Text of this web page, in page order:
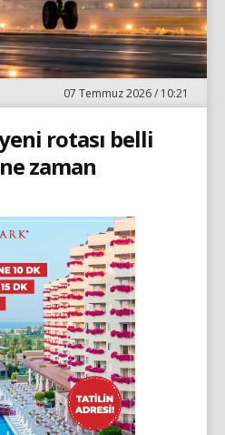
07 Temmuz 2026 / 10:21
rotası belli
zaman